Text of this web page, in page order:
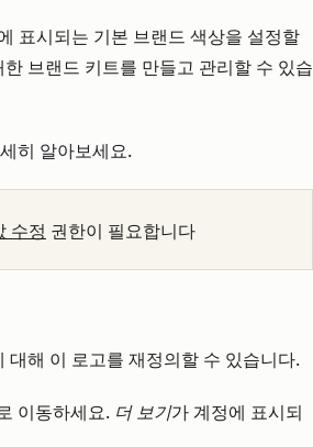
표시되는 기본 브랜드 색상을 설정할
브랜드 키트를 만들고 관리할 수 있습
히 알아보세요.
수정 권한이 필요합니다
해 이 로고를 재정의할 수 있습니다.
이동하세요. 더 보기가 계정에 표시되